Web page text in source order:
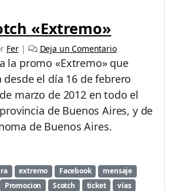
«Extremo»
Fer | Deja un Comentario
la promo «Extremo» que
el día 16 de febrero
marzo de 2012 en todo el
de Buenos Aires, y de
de Buenos Aires.
extremo Facebook
mensaje
Promocion Scotch ticket vías